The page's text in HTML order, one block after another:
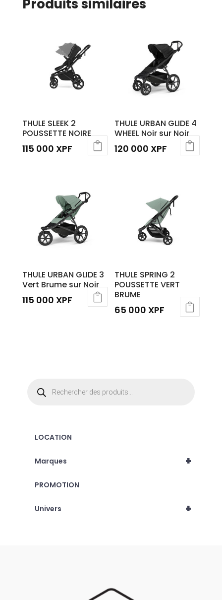
Produits similaires
THULE SLEEK 2
POUSSETTE NOIRE
115 000 XPF
THULE URBAN GLIDE 4
WHEEL Noir sur Noir
120 000 XPF
THULE URBAN GLIDE 3
Vert Brume sur Noir
115 000 XPF
THULE SPRING 2
POUSSETTE VERT
BRUME
65 000 XPF
produits
LOCATION
+
Marques
PROMOTION
+
Univers